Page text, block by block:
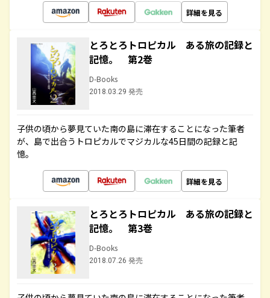
詳細を見る
とろとろトロピカル ある旅の記録と
記憶。 第2巻
D-Books
2018.03.29 発売
子供の頃から夢見ていた南の島に滞在することになった筆者
が、島で出合うトロピカルでマジカルな45日間の記録と記
憶。
詳細を見る
とろとろトロピカル ある旅の記録と
記憶。 第3巻
D-Books
2018.07.26 発売